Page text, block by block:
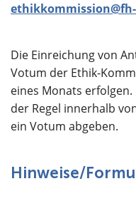
Die Einreichung von
Votum der Ethik-
eines Monats
der Regel innerhalb
ein Votum abgeben.
Hinweise/